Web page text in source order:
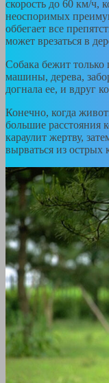
скорость до 60 км/ч,
неоспоримых
оббегает все
может врезаться в
Собака бежит только
машины, дерева,
догнала ее, и вдруг
Конечно, когда
большие расстояния
караулит жертву,
вырваться из острых